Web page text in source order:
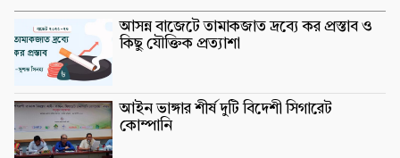
আসন্ন বাজেটে তামাকজাত দ্রব্যে কর প্রস্তাব ও
কিছু যৌক্তিক প্রত্যাশা
আইন ভাঙ্গার শীর্ষ দুটি বিদেশী সিগারেট
কোম্পানি